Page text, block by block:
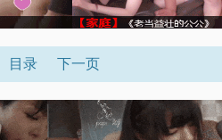
目录 下一页